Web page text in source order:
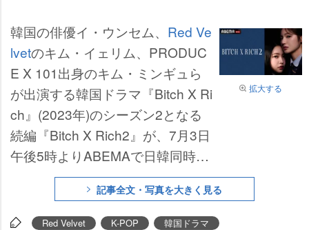
拡大する
韓国の俳優イ・ウンセム、 Red Ve
lvetのキム・イェリム、PRODUC
E X 101出身のキム・ミンギュら
が出演する韓国ドラマ『Bitch X Ri
ch』(2023年)のシーズン2となる
続編『Bitch X Rich2』が、7月3日
午後5時よりABEMAで日韓同時・
日本独占無料配信されることが決
定した(全10話、毎週木曜・金
曜)。
記事全文・写真を大きく見る
Red Velvet K-POP
韓国ドラマ